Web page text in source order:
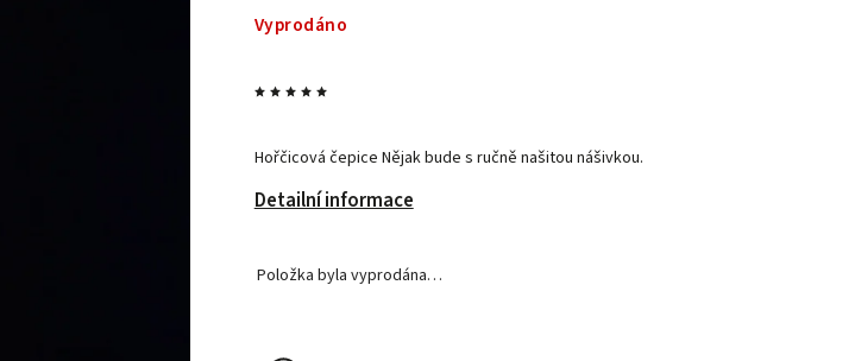
Vyprodáno
Hořčicová čepice Nějak bude s ručně našitou nášivkou.
Detailní informace
Položka byla vyprodána…